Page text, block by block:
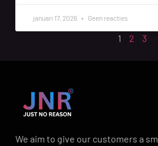
januari 17, 2026 Geen reacties
1 2 3
We aim to give our customers a